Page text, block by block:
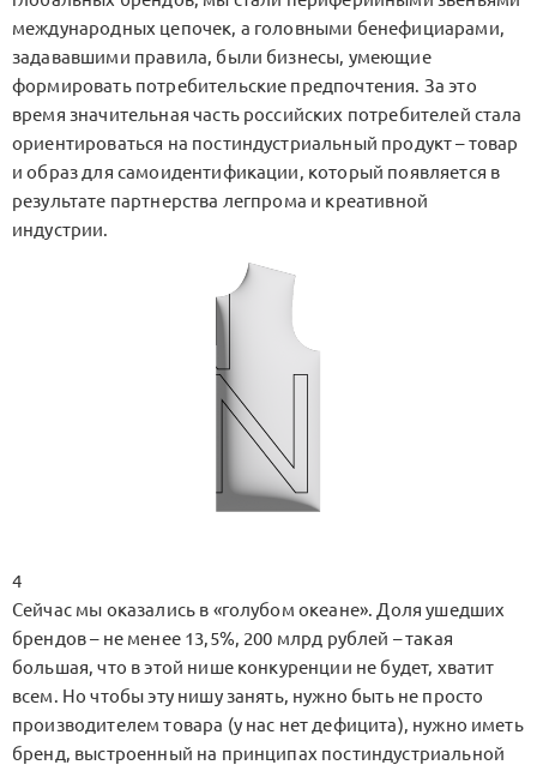
международных цепочек, а головными бенефициарами,
задававшими правила, были бизнесы, умеющие
формировать потребительские предпочтения. За это
время значительная часть российских потребителей стала
ориентироваться на постиндустриальный продукт – товар
и образ для самоидентификации, который появляется в
результате партнерства легпрома и креативной
индустрии.
4
Сейчас мы оказались в «голубом океане». Доля ушедших
брендов – не менее 13,5%, 200 млрд рублей – такая
большая, что в этой нише конкуренции не будет, хватит
всем. Но чтобы эту нишу занять, нужно быть не просто
производителем товара (у нас нет дефицита), нужно иметь
бренд, выстроенный на принципах постиндустриальной